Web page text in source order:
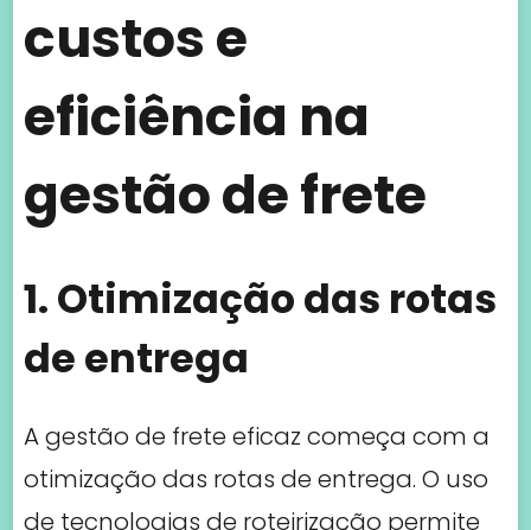
custos e
eficiência na
gestão de frete
1. Otimização das rotas
de entrega
A gestão de frete eficaz começa com a
otimização das rotas de entrega. O uso
de tecnologias de roteirização permite